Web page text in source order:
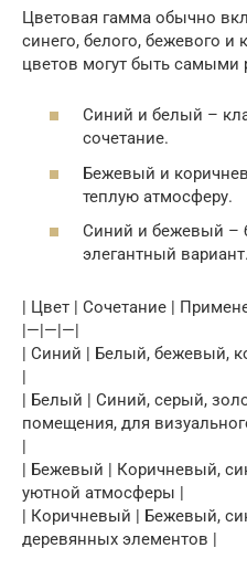
Цветовая гамма обычно
синего, белого, бежевого и
цветов могут быть самыми
Синий и белый –
сочетание.
Бежевый и
теплую атмосферу.
Синий и бежевый –
элегантный вариант.
| Цвет | Сочетание |
|—|—|—|
| Синий | Белый, бежевый,
|
| Белый | Синий, серый,
помещения, для
|
| Бежевый | Коричневый,
уютной атмосферы |
| Коричневый | Бежевый,
деревянных элементов |